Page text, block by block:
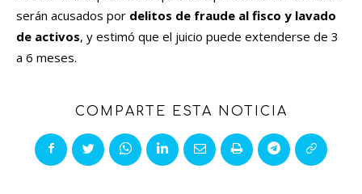
serán acusados por delitos de fraude al fisco y lavado
de activos, y estimó que el juicio puede extenderse de 3
a 6 meses.
COMPARTE ESTA NOTICIA